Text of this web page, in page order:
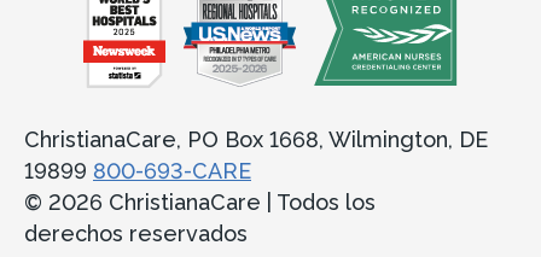
ChristianaCare, PO Box 1668, Wilmington, DE
19899 800-693-CARE
© 2026 ChristianaCare | Todos los
derechos reservados